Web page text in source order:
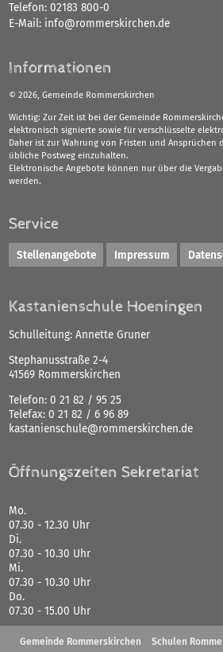
Telefon: 02183 800-0
E-Mail: info@rommerskirchen.de
Informationen
©2026, Gemeinde Rommerskirchen
Wichtig: Zur Zeit ist bei der Gemeinde
elektronisch signierte sowie für verschlüsselte
Daher ist zur Wahrung von Fristen und
übliche Postweg einzuhalten.
Elektronische Angebote können nur über die
werden.
Service
Stellenangebote Impressum
Kastanienschule Hoeningen
Schulleitung: Annette Gruner
Stephanusstraße 2-4
41569 Rommerskirchen
Telefon:0 21 82 / 95 25
Telefax:0 21 82 / 6 96 89
kastanienschule@rommerskirchen.de
Öffnungszeiten Sekretariat
Mo.
07.30 - 12.30 Uhr
Di.
07.30 - 10.30 Uhr
Mi.
07.30 - 10.30 Uhr
Do.
07.30 - 15.00 Uhr
Gemeinde Rommerskirchen Schulen